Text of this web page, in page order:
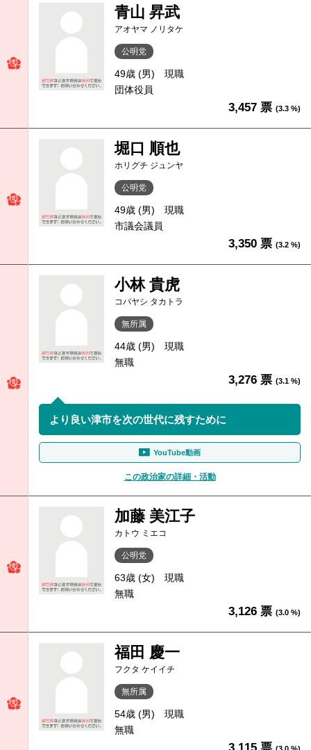
青山 昇武
アオヤマ ノリタケ
公明党
49歳 (男)
現職
団体役員
3,457 票 (3.3 %)
堀口 順也
ホリグチ ジュンヤ
公明党
49歳 (男)
現職
市議会議員
3,350 票 (3.2 %)
小林 貴虎
コバヤシ タカトラ
無所属
44歳 (男)
現職
無職
3,276 票 (3.1 %)
より良い津市を次の世代に残すために
YouTube動画
この政治家の詳細・活動
加藤 美江子
カトウ ミエコ
公明党
63歳 (女)
現職
無職
3,126 票 (3.0 %)
福田 慶一
フクタ ケイイチ
無所属
54歳 (男)
現職
無職